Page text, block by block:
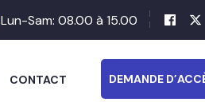
Lun-Sam: 08.00 à 15.00
CONTACT DEMANDE